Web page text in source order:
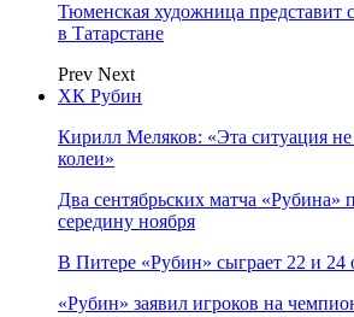
Тюменская художница представит
в Татарстане
Prev Next
ХК Рубин
Кирилл Меляков: «Эта ситуация не
колеи»
Два сентябрьских матча «Рубина»
середину ноября
В Питере «Рубин» сыграет 22 и 24
«Рубин» заявил игроков на